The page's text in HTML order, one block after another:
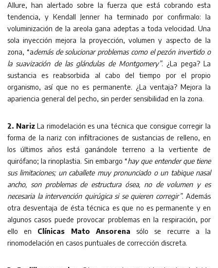
Allure, han alertado sobre la fuerza que está cobrando esta
tendencia, y Kendall Jenner ha terminado por confirmalo: la
voluminización de la areola gana adeptas a toda velocidad. Una
sola inyección mejora la proyección, volumen y aspecto de la
zona, “además de solucionar problemas como el pezón invertido o
la suavización de las glándulas de Montgomery”. ¿La pega? La
sustancia es reabsorbida al cabo del tiempo por el propio
organismo, así que no es permanente. ¿La ventaja? Mejora la
apariencia general del pecho, sin perder sensibilidad en la zona.
2. NarizLa rimodelación es una técnica que consigue corregir la
forma de la nariz con infiltraciones de sustancias de relleno, en
los últimos años está ganándole terreno a la vertiente de
quirófano; la rinoplastia. Sin embargo “hay que entender que tiene
sus limitaciones; un caballete muy pronunciado o un tabique nasal
ancho, son problemas de estructura ósea, no de volumen y es
necesaria la intervención quirúgica si se quieren corregir”. Además
otra desventaja de ésta técnica es que no es permanente y en
algunos casos puede provocar problemas en la respiración, por
ello en Clínicas Mato Ansorena sólo se recurre a la
rinomodelación en casos puntuales de corrección discreta.